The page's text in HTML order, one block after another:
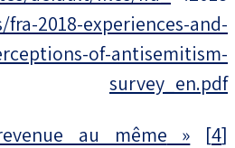
fra-2018-experiences-and-
of-antisemitism-
survey_en.pdf
[4]
au même